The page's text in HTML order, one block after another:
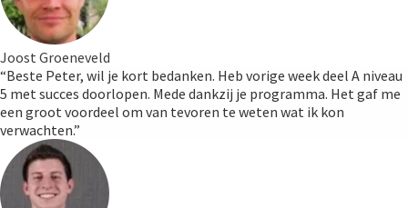
Joost Groeneveld
“Beste Peter, wil je kort bedanken. Heb vorige week deel A niveau
5 met succes doorlopen. Mede dankzij je programma. Het gaf me
een groot voordeel om van tevoren te weten wat ik kon
verwachten.”